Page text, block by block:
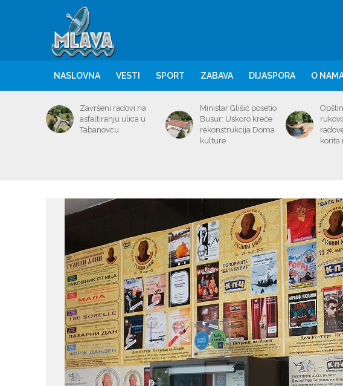
NASLOVNA VESTI SPORT ZABAVA DIJASPORA O
Završeni radovi na
asfaltiranju ulica u
Tabanovcu
Ministar Glišić posetio
Busur: Uskoro kreće
rekonstrukcija Doma
kulture
korita